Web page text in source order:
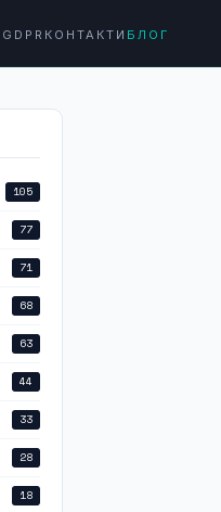
GDPR КОНТАКТИ БЛОГ
105
77
71
68
63
44
33
28
18